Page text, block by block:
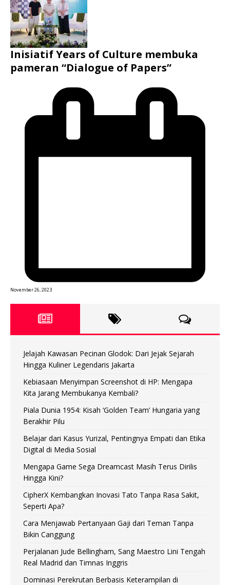
Inisiatif Years of Culture membuka
pameran “Dialogue of Papers”
November 26, 2023
Jelajah Kawasan Pecinan Glodok: Dari Jejak Sejarah
Hingga Kuliner Legendaris Jakarta
Kebiasaan Menyimpan Screenshot di HP: Mengapa
Kita Jarang Membukanya Kembali?
Piala Dunia 1954: Kisah ‘Golden Team’ Hungaria yang
Berakhir Pilu
Belajar dari Kasus Yurizal, Pentingnya Empati dan Etika
Digital di Media Sosial
Mengapa Game Sega Dreamcast Masih Terus Dirilis
Hingga Kini?
CipherX Kembangkan Inovasi Tato Tanpa Rasa Sakit,
Seperti Apa?
Cara Menjawab Pertanyaan Gaji dari Teman Tanpa
Bikin Canggung
Perjalanan Jude Bellingham, Sang Maestro Lini Tengah
Real Madrid dan Timnas Inggris
Dominasi Perekrutan Berbasis Keterampilan di